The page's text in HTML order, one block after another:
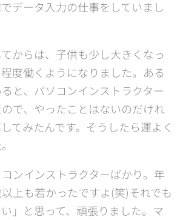
データ入力の仕事をしていまし
からは、子供も少し大きくなっ
度働くようになりました。ある
と、パソコンインストラクター
で、やったことはないのだけれ
てみたんです。そうしたら運よく
ンインストラクターばかり。年
上も若かったですよ(笑)それでも
」と思って、頑張りました。マ